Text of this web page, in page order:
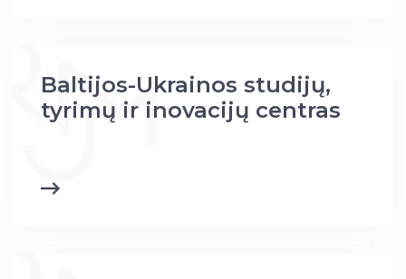
Baltijos-Ukrainos studijų,
tyrimų ir inovacijų centras